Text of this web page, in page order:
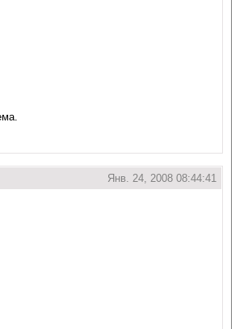
Янв. 24, 2008 08:44:41